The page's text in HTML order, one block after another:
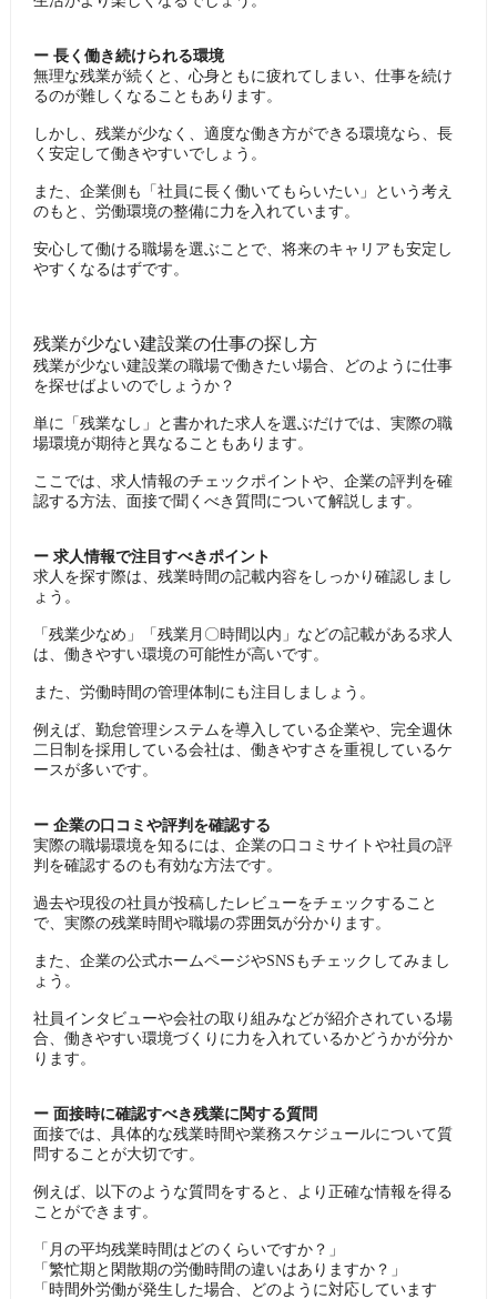
ー 長く働き続けられる環境
無理な残業が続くと、心身ともに疲れてしまい、仕事を続け
るのが難しくなることもあります。
しかし、残業が少なく、適度な働き方ができる環境なら、長
く安定して働きやすいでしょう。
また、企業側も「社員に長く働いてもらいたい」という考え
のもと、労働環境の整備に力を入れています。
安心して働ける職場を選ぶことで、将来のキャリアも安定し
やすくなるはずです。
残業が少ない建設業の仕事の探し方
残業が少ない建設業の職場で働きたい場合、どのように仕事
を探せばよいのでしょうか？
単に「残業なし」と書かれた求人を選ぶだけでは、実際の職
場環境が期待と異なることもあります。
ここでは、求人情報のチェックポイントや、企業の評判を確
認する方法、面接で聞くべき質問について解説します。
ー 求人情報で注目すべきポイント
求人を探す際は、残業時間の記載内容をしっかり確認しまし
ょう。
「残業少なめ」「残業月〇時間以内」などの記載がある求人
は、働きやすい環境の可能性が高いです。
また、労働時間の管理体制にも注目しましょう。
例えば、勤怠管理システムを導入している企業や、完全週休
二日制を採用している会社は、働きやすさを重視しているケ
ースが多いです。
ー 企業の口コミや評判を確認する
実際の職場環境を知るには、企業の口コミサイトや社員の評
判を確認するのも有効な方法です。
過去や現役の社員が投稿したレビューをチェックすること
で、実際の残業時間や職場の雰囲気が分かります。
また、企業の公式ホームページやSNSもチェックしてみまし
ょう。
社員インタビューや会社の取り組みなどが紹介されている場
合、働きやすい環境づくりに力を入れているかどうかが分か
ります。
ー 面接時に確認すべき残業に関する質問
面接では、具体的な残業時間や業務スケジュールについて質
問することが大切です。
例えば、以下のような質問をすると、より正確な情報を得る
ことができます。
「月の平均残業時間はどのくらいですか？」
「繁忙期と閑散期の労働時間の違いはありますか？」
「時間外労働が発生した場合、どのように対応しています